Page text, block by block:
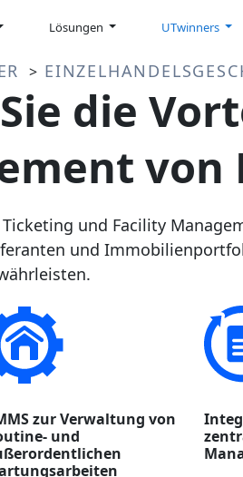
Lösungen UTwinners
>
die
und Facility
und
zur Verwaltung von
und